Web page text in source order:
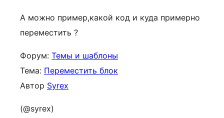
А можно пример,какой код и куда примерно
переместить ?
Форум: Темы и шаблоны
Тема: Переместить блок
Автор Syrex
(@syrex)